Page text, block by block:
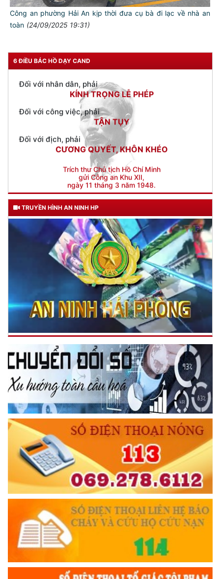
Công an phường Hải An kịp thời đưa cụ bà đi lạc về nhà an
toàn (24/09/2025 19:31)
6 ĐIỀU BÁC HỒ DẠY CAND
THÂN ÁI GIÚP ĐỠ
Đối với chính phủ, phải
TUYỆT ĐỐI TRUNG THÀNH
KÍNH TRỌNG LỄ PHÉP
TẬN TỤY
Đối với địch, phải
CƯƠNG QUYẾT, KHÔN KHÉO
Trích thư Chủ tịch Hồ Chí Minh
gửi Công an Khu XII,
ngày 11 tháng 3 năm 1948.
TRUYỀN HÌNH AN NINH HP